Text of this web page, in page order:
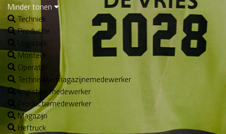
Minder tonen
Techniek
Productie
Logistiek
Monteur
Operator
Technische magazijnemedewerker
Logistiek medewerker
Productiemedewerker
Magazijn
Heftruck